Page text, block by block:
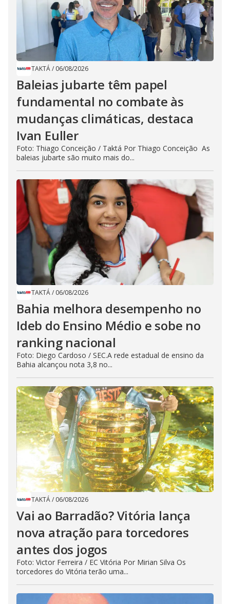
TAKTÁ/ 06/08/2026
Baleias jubarte têm papel
fundamental no combate às
mudanças climáticas, destaca
Ivan Euller
Foto: Thiago Conceição / Taktá Por Thiago Conceição As
baleias jubarte são muito mais do...
TAKTÁ/ 06/08/2026
Bahia melhora desempenho no
Ideb do Ensino Médio e sobe no
ranking nacional
Foto: Diego Cardoso / SEC.A rede estadual de ensino da
Bahia alcançou nota 3,8 no...
TAKTÁ/ 06/08/2026
Vai ao Barradão? Vitória lança
nova atração para torcedores
antes dos jogos
Foto: Victor Ferreira / EC Vitória Por Mirian Silva Os
torcedores do Vitória terão uma...